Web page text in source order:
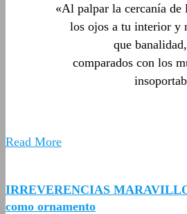
«Al palpar la cercanía de
los ojos a tu interior y
que
comparados con los
Read More
IRREVERENCIAS
como ornamento